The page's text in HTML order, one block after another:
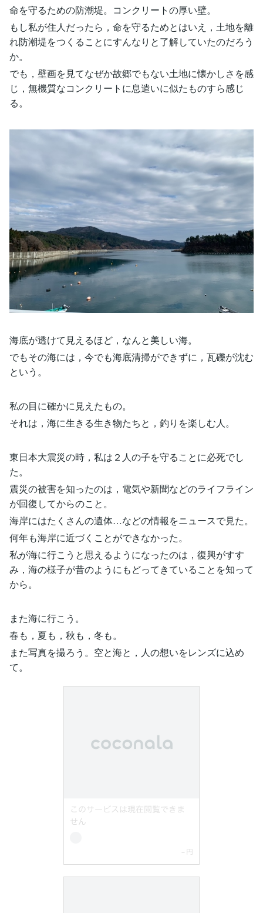
命を守るための防潮堤。コンクリートの厚い壁。
もし私が住人だったら，命を守るためとはいえ，土地を離
れ防潮堤をつくることにすんなりと了解していたのだろう
か。
でも，壁画を見てなぜか故郷でもない土地に懐かしさを感
じ，無機質なコンクリートに息遣いに似たものすら感じ
る。
海底が透けて見えるほど，なんと美しい海。
でもその海には，今でも海底清掃ができずに，瓦礫が沈む
という。
私の目に確かに見えたもの。
それは，海に生きる生き物たちと，釣りを楽しむ人。
東日本大震災の時，私は２人の子を守ることに必死でし
た。
震災の被害を知ったのは，電気や新聞などのライフライン
が回復してからのこと。
海岸にはたくさんの遺体…などの情報をニュースで見た。
何年も海岸に近づくことができなかった。
私が海に行こうと思えるようになったのは，復興がすす
み，海の様子が昔のようにもどってきていることを知って
から。
また海に行こう。
春も，夏も，秋も，冬も。
また写真を撮ろう。空と海と，人の想いをレンズに込め
て。